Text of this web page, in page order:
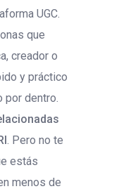
UGC.
que
creador o
y práctico
por dentro.
. Pero no te
estás
menos de